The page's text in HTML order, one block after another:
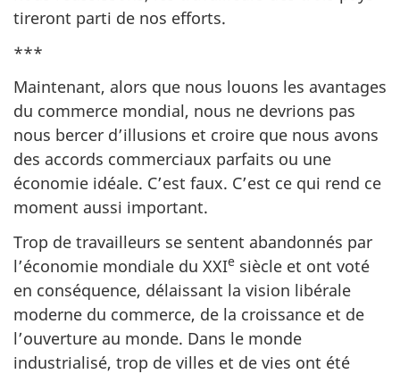
tireront parti de nos efforts.
***
Maintenant, alors que nous louons les avantages
du commerce mondial, nous ne devrions pas
nous bercer d’illusions et croire que nous avons
des accords commerciaux parfaits ou une
économie idéale. C’est faux. C’est ce qui rend ce
moment aussi important.
Trop de travailleurs se sentent abandonnés par
l’économie mondiale du XXIe siècle et ont voté
en conséquence, délaissant la vision libérale
moderne du commerce, de la croissance et de
l’ouverture au monde. Dans le monde
industrialisé, trop de villes et de vies ont été